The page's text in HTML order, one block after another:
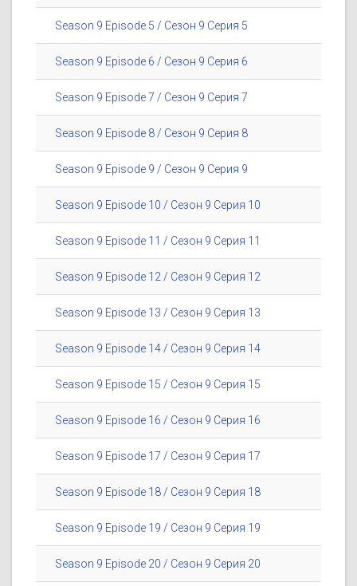
Season 9 Episode 5 / Сезон 9 Серия 5
Season 9 Episode 6 / Сезон 9 Серия 6
Season 9 Episode 7 / Сезон 9 Серия 7
Season 9 Episode 8 / Сезон 9 Серия 8
Season 9 Episode 9 / Сезон 9 Серия 9
Season 9 Episode 10 / Сезон 9 Серия 10
Season 9 Episode 11 / Сезон 9 Серия 11
Season 9 Episode 12 / Сезон 9 Серия 12
Season 9 Episode 13 / Сезон 9 Серия 13
Season 9 Episode 14 / Сезон 9 Серия 14
Season 9 Episode 15 / Сезон 9 Серия 15
Season 9 Episode 16 / Сезон 9 Серия 16
Season 9 Episode 17 / Сезон 9 Серия 17
Season 9 Episode 18 / Сезон 9 Серия 18
Season 9 Episode 19 / Сезон 9 Серия 19
Season 9 Episode 20 / Сезон 9 Серия 20